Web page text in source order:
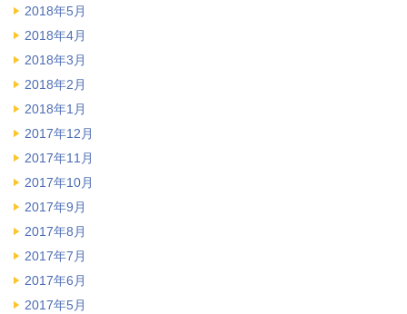
2018年5月
2018年4月
2018年3月
2018年2月
2018年1月
2017年12月
2017年11月
2017年10月
2017年9月
2017年8月
2017年7月
2017年6月
2017年5月